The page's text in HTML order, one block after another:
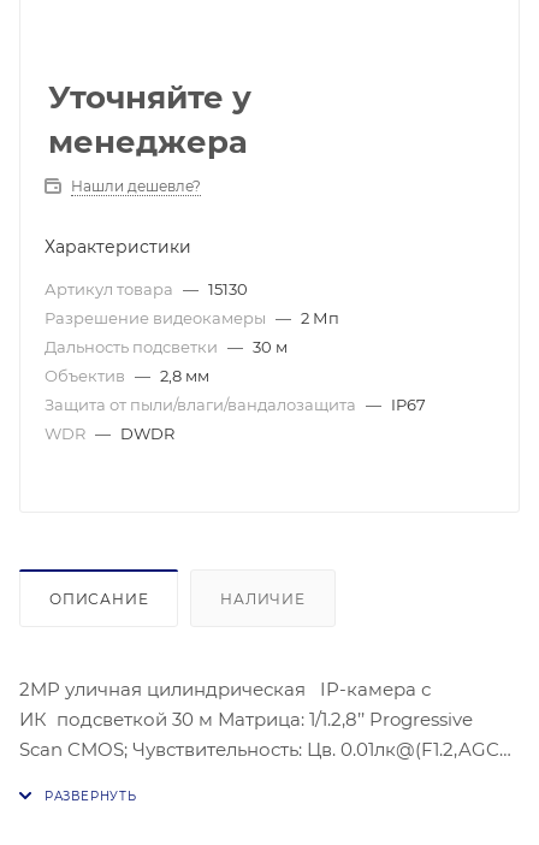
Уточняйте у
менеджера
Нашли дешевле?
Характеристики
Артикул товара — 15130
Разрешение видеокамеры — 2 Мп
Дальность подсветки — 30 м
Объектив — 2,8 мм
Защита от пыли/влаги/вандалозащита — IP67
WDR — DWDR
ОПИСАНИЕ НАЛИЧИЕ
2MP уличная цилиндрическая IP-камера с
ИК подсветкой 30 м Матрица: 1/1.2,8’’ Progressive
Scan CMOS; Чувствительность: Цв. 0.01лк@(F1.2,AGC